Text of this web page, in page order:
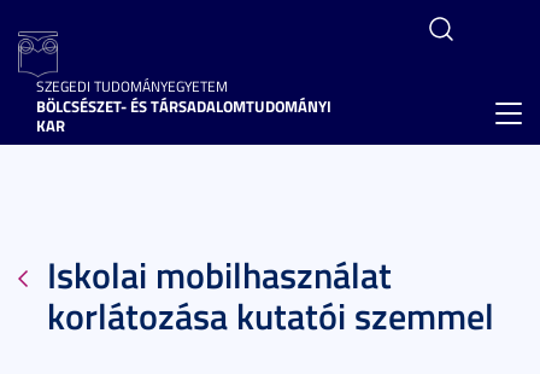
SZEGEDI TUDOMÁNYEGYETEM
BÖLCSÉSZET- ÉS TÁRSADALOMTUDOMÁNYI
KAR
Iskolai mobilhasználat
korlátozása kutatói szemmel